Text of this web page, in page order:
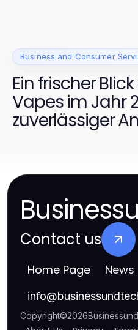
Business and Consumer
Ein frischer
Vapes im Jahr
zuverlässiger
Contact us
Home Page News
info@
Copyright©2026